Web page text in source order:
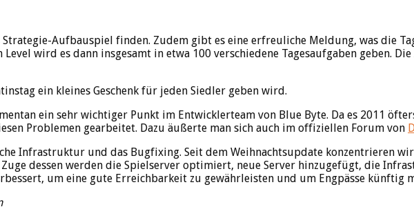
Aufbauspiel finden. Zudem gibt es eine erfreuliche Meldung, was die
wird es dann insgesamt in etwa 100 verschiedene Tagesaufgaben geben.
ein kleines Geschenk für jeden Siedler geben wird.
ein sehr wichtiger Punkt im Entwicklerteam von Blue Byte. Da es 2011
Problemen gearbeitet. Dazu äußerte man sich auch im offiziellen Forum von
Infrastruktur und das Bugfixing. Seit dem Weihnachtsupdate konzentrieren
dessen werden die Spielserver optimiert, neue Server hinzugefügt, die
um eine gute Erreichbarkeit zu gewährleisten und um Engpässe künftig